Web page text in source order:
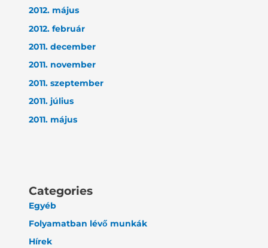
2012. május
2012. február
2011. december
2011. november
2011. szeptember
2011. július
2011. május
Categories
Egyéb
Folyamatban lévő munkák
Hírek